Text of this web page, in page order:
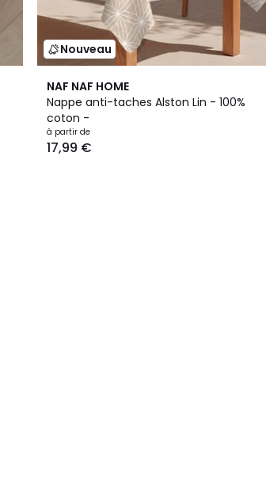
Nouveau
NAF NAF HOME
Nappe anti-taches Alston Lin - 100%
coton -
à partir de
17,99 €